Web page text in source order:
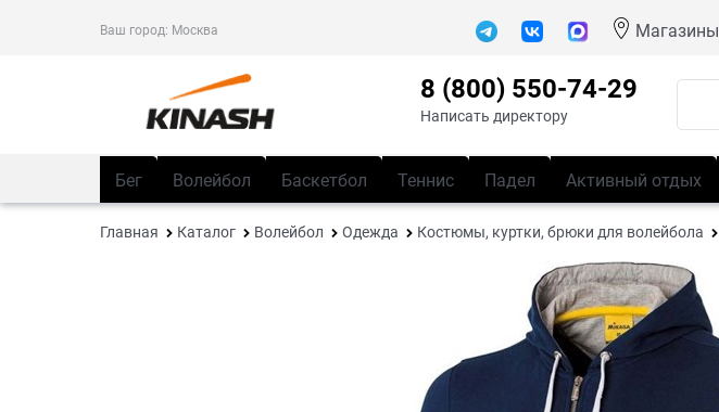
Ваш город: Москва Магазины
8 (800) 550-74-29
Написать директору
Бег Волейбол Баскетбол Теннис Падел Активный отдых
Главная Каталог Волейбол Одежда Костюмы, куртки, брюки для волейбола